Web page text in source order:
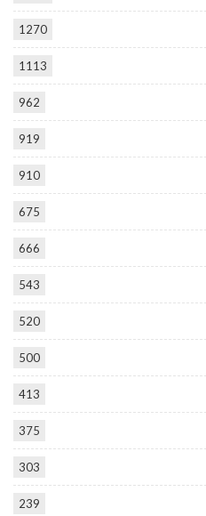
1270
1113
962
919
910
675
666
543
520
500
413
375
303
239